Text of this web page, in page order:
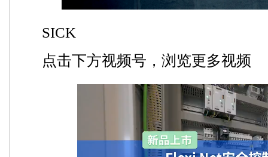
SICK
点击下方视频号，浏览更多视频